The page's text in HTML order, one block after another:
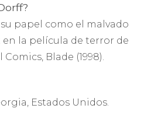
papel como el malvado
la película de terror de
Blade (1998).
Estados Unidos.